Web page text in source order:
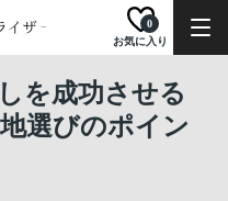
お気に入り
0
を成功させる
選びのポイン